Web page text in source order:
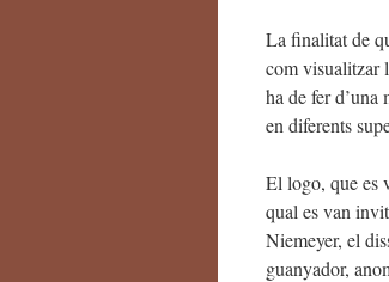
La finalitat de
com visualitzar
ha de fer
en diferents
El logo, que es
qual es van
Niemeyer, el
guanyador,